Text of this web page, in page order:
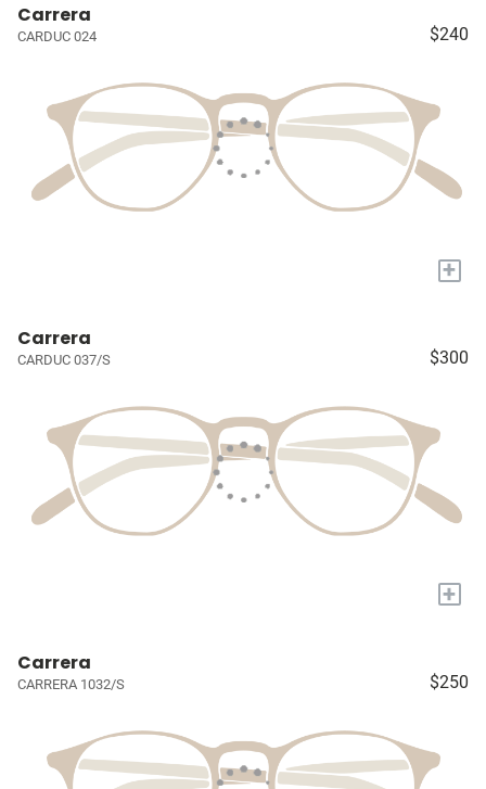
Carrera
CARDUC 024 $240
+
Carrera
CARDUC 037/S $300
+
Carrera
CARRERA 1032/S $250